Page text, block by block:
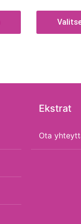
Ekstrat
Ota